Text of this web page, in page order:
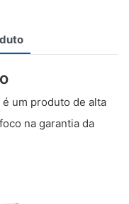
um produto de alta
na garantia da